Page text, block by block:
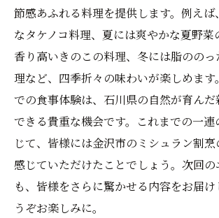
節感あふれる料理を提供します。例えば
なタケノコ料理、夏には爽やかな夏野
香り高いきのこの料理、冬には脂のの
理など、四季折々の味わいが楽しめま
での食事体験は、石川県の自然が育ん
できる貴重な機会です。これまでの一連
じて、皆様には金沢市のミシュラン割
感じていただけたことでしょう。次回
も、皆様をさらに驚かせる内容をお届
うぞお楽しみに。